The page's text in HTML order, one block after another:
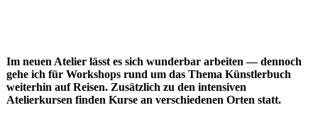
Im neuen Atelier lässt es sich wunderbar arbeiten — dennoch
gehe ich für Workshops rund um das Thema Künstlerbuch
weiterhin auf Reisen. Zusätzlich zu den intensiven
Atelierkursen finden Kurse an verschiedenen Orten statt.